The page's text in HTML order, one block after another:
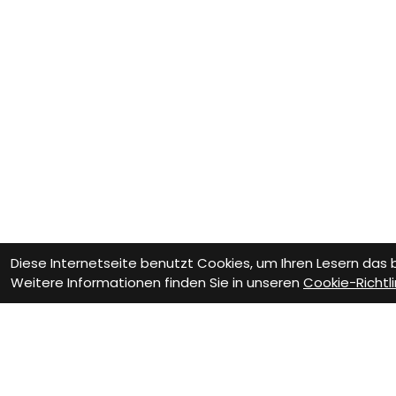
Diese Internetseite benutzt Cookies, um Ihren Lesern
Weitere Informationen finden Sie in unseren Cookie-